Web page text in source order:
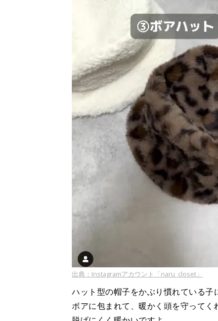
出典：Instagramアカウント「naru_closet」
ハット型の帽子をかぶり慣れている
ボアに包まれて、暖かく頭を守って